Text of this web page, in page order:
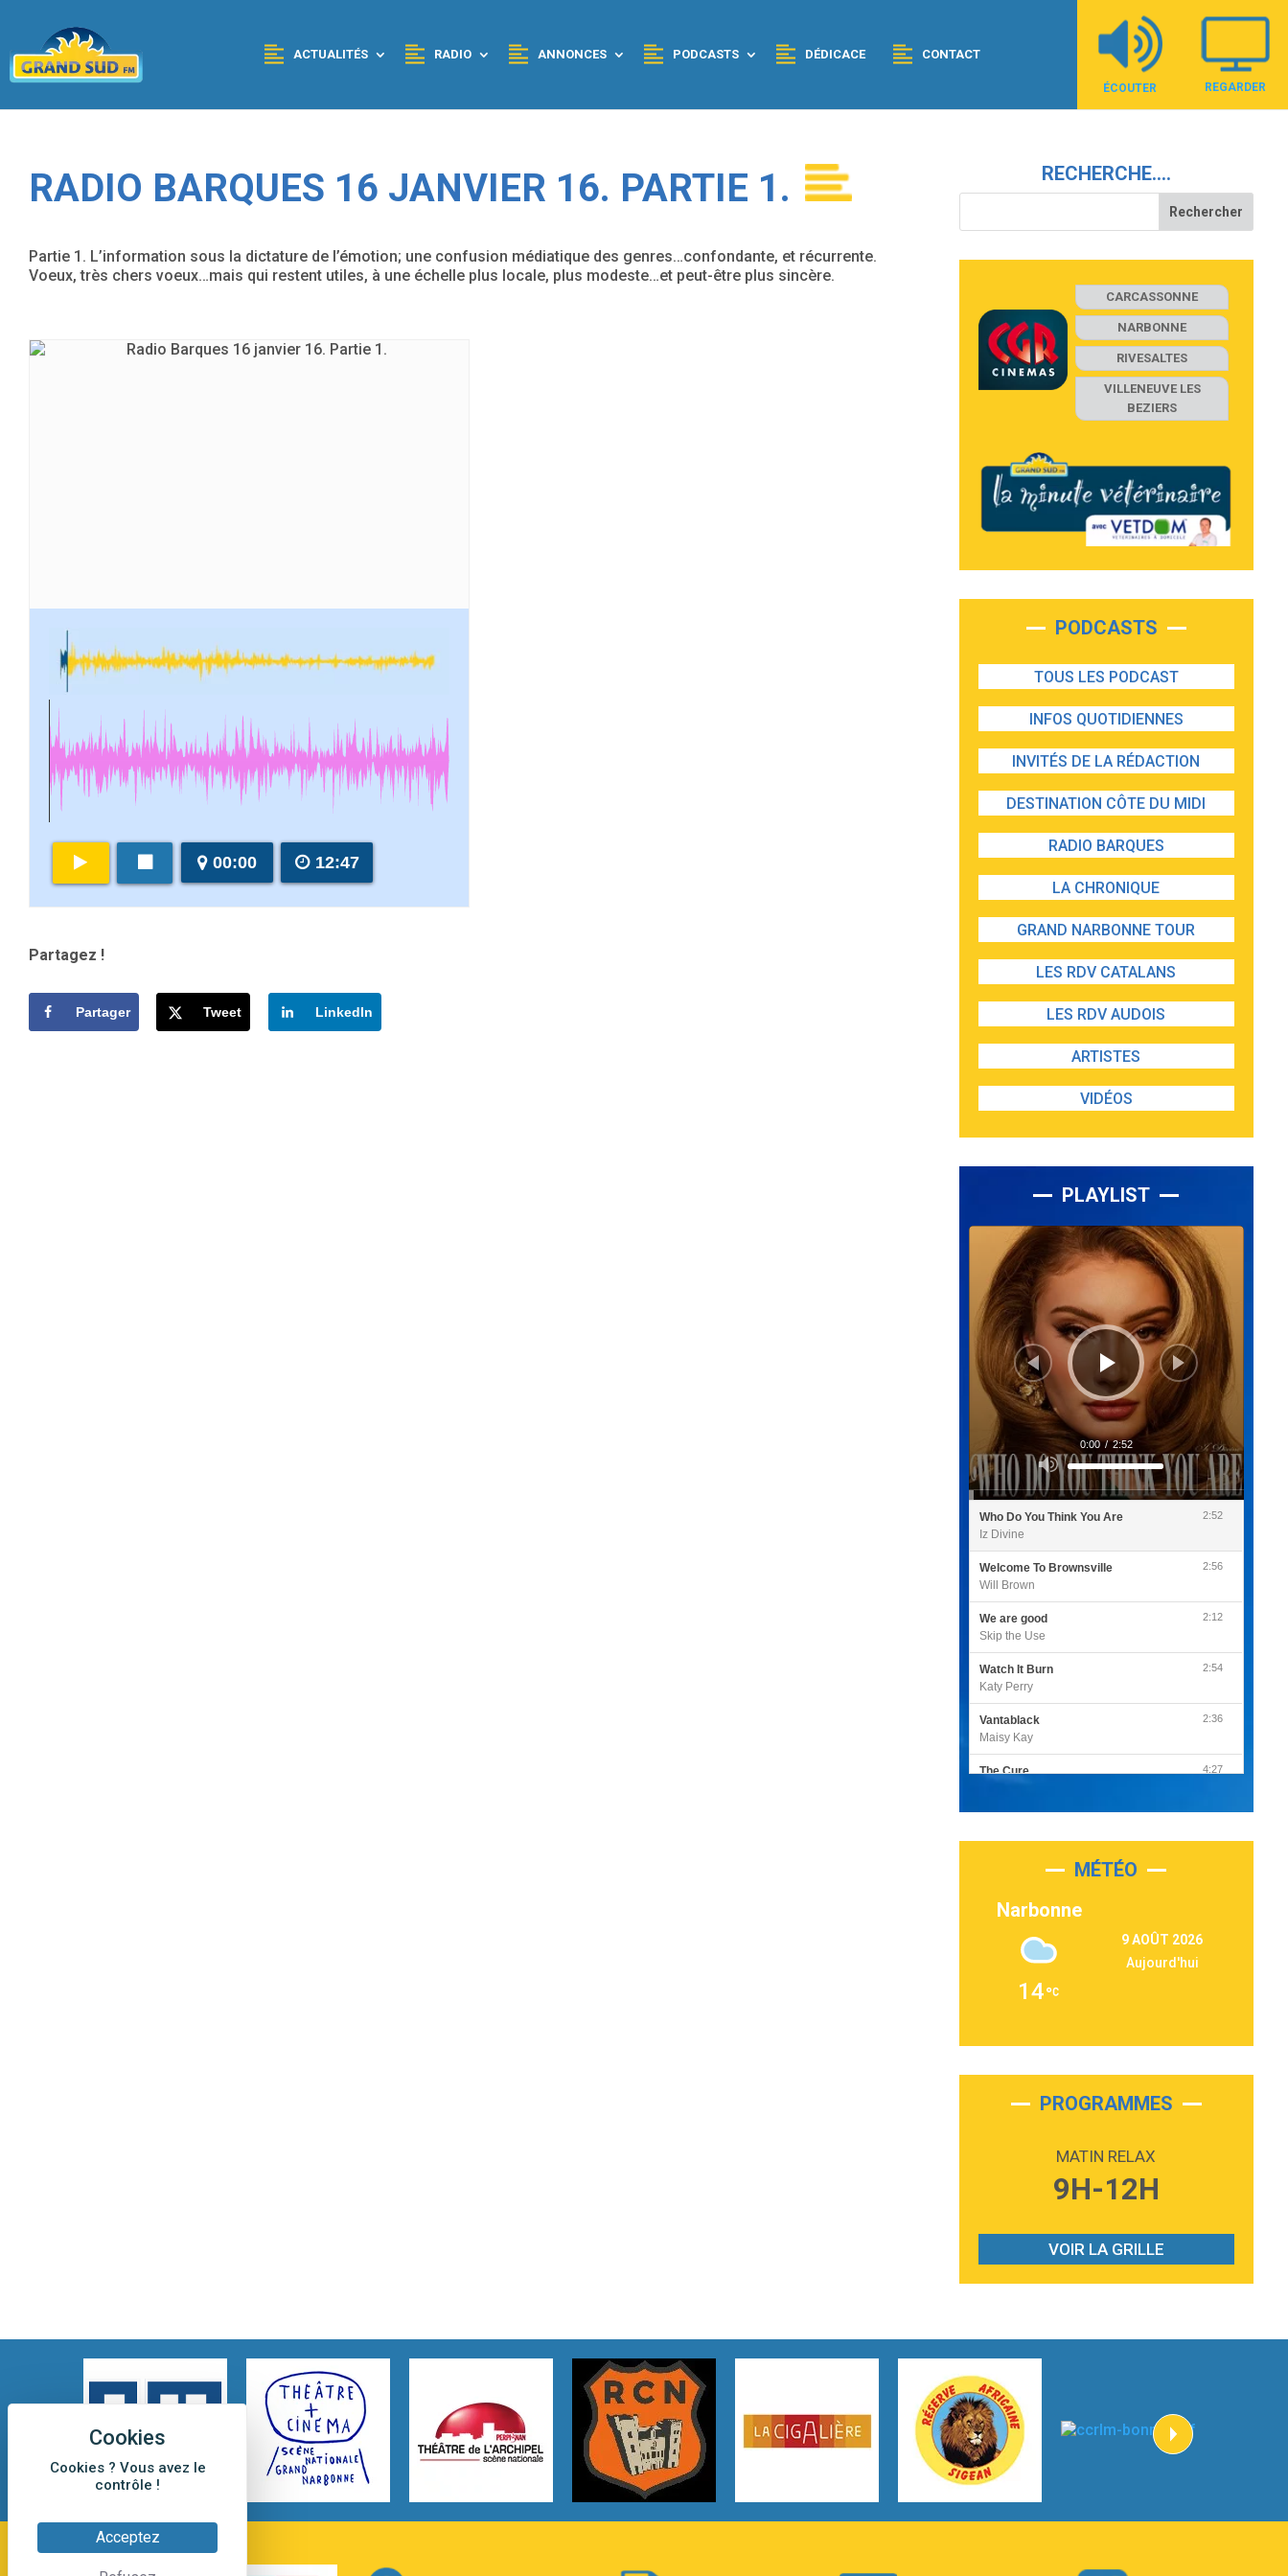
Cookies ? Vous avez le
contrôle !
Acceptez
ACTUALITÉS RADIO ANNONCES PODCASTS DÉDICACE CONTACT
ÉCOUTER REGARDER
RADIO BARQUES 16 JANVIER 16. PARTIE 1.
Partie 1. L’information sous la dictature de l’émotion; une confusion médiatique des genres…confondante, et récurrente.
Voeux, très chers voeux…mais qui restent utiles, à une échelle plus locale, plus modeste…et peut-être plus sincère.
00:00 12:47
Partagez !
Partager Tweet LinkedIn
RECHERCHE….
CARCASSONNE
NARBONNE
RIVESALTES
VILLENEUVE LES
BEZIERS
PODCASTS
TOUS LES PODCAST
INFOS QUOTIDIENNES
INVITÉS DE LA RÉDACTION
DESTINATION CÔTE DU MIDI
RADIO BARQUES
LA CHRONIQUE
GRAND NARBONNE TOUR
LES RDV CATALANS
LES RDV AUDOIS
ARTISTES
VIDÉOS
PLAYLIST
Lecteur
Utilisez
les
flèches
haut/bas
augmenter
le
volume.
0:00 / 2:52
Who Do You Think You Are
Iz Divine
2:52
Welcome To Brownsville
Will Brown
2:56
We are good
Skip the Use
2:12
Watch It Burn
Katy Perry
2:54
Vantablack
Maisy Kay
2:36
The Cure
4:27
Luke Combs
Second Chance
Martin Garrix & Ed Sheeran
Alex Warren
On My Soul
2:28
Phoebe Bridgers
Gracie Abrams
Heaven On Your Mind
Kygo
Heart On Fire
Lovecats
Hate that i made you love me
Ariana Grande –
MÉTÉO
Narbonne
14
9 AOÛT 2026
Aujourd'hui
PROGRAMMES
MATIN RELAX
9H-12H
VOIR LA GRILLE